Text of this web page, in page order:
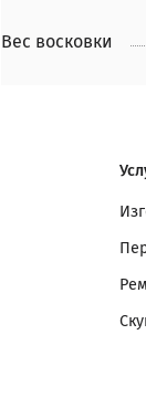
Вес восковки